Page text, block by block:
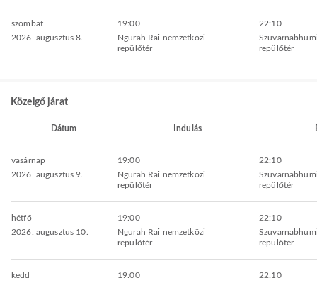
szombat
2026. augusztus 8.
19:00
Ngurah Rai nemzetközi
repülőtér
22:10
repülőtér
Közelgő járat
Dátum Indulás
vasárnap
2026. augusztus 9.
19:00
Ngurah Rai nemzetközi
repülőtér
22:10
repülőtér
hétfő
2026. augusztus 10.
19:00
Ngurah Rai nemzetközi
repülőtér
22:10
repülőtér
kedd
19:00
22:10